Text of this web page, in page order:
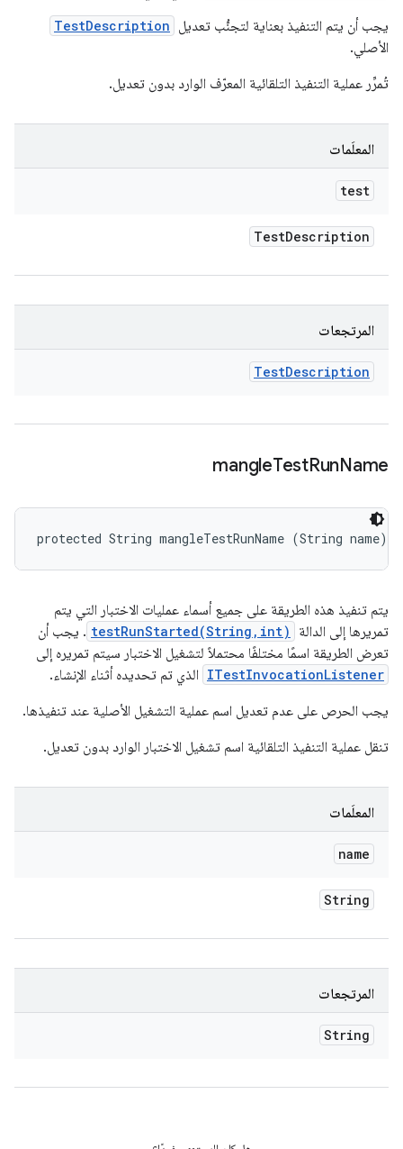
يجب أن يتم التنفيذ بعناية لتجنُّب تعديل TestDescription
الأصلي.
تُمرِّر عملية التنفيذ التلقائية المعرّف الوارد بدون تعديل.
المعلَمات
test
TestDescription
المرتجعات
TestDescription
mangleTestRunName
protected String mangleTestRunName (String name)
يتم تنفيذ هذه الطريقة على جميع أسماء عمليات الاختبار التي يتم
تمريرها إلى الدالة
testRunStarted(String,int) . يجب أن
تعرض الطريقة اسمًا مختلفًا محتملاً لتشغيل الاختبار سيتم تمريره إلى
ITestInvocationListener الذي تم تحديده أثناء الإنشاء.
يجب الحرص على عدم تعديل اسم عملية التشغيل الأصلية عند تنفيذها.
تنقل عملية التنفيذ التلقائية اسم تشغيل الاختبار الوارد بدون تعديل.
المعلَمات
name
String
المرتجعات
String